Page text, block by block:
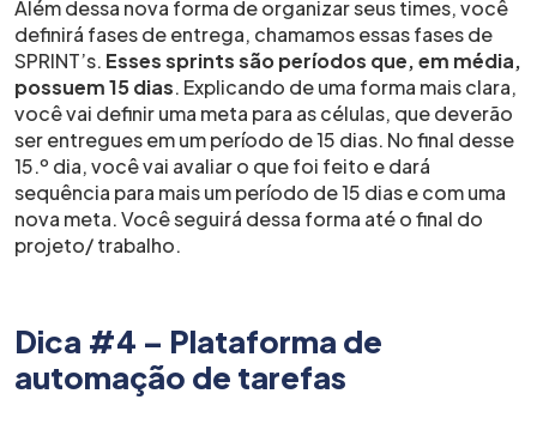
Além dessa nova forma de organizar seus times, você
definirá fases de entrega, chamamos essas fases de
SPRINT’s. Esses sprints são períodos que, em média,
possuem 15 dias. Explicando de uma forma mais clara,
você vai definir uma meta para as células, que deverão
ser entregues em um período de 15 dias. No final desse
15.º dia, você vai avaliar o que foi feito e dará
sequência para mais um período de 15 dias e com uma
nova meta. Você seguirá dessa forma até o final do
projeto/ trabalho.
Dica #4 – Plataforma de
automação de tarefas